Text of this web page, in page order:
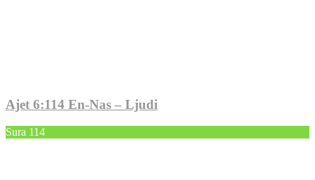
Ajet 6:114 En-Nas – Ljudi
Sura 114